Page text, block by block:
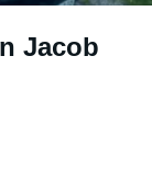
Jacob